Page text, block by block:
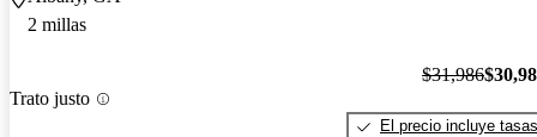
2 millas
Trato justo
$31,986
El precio incluye tasas